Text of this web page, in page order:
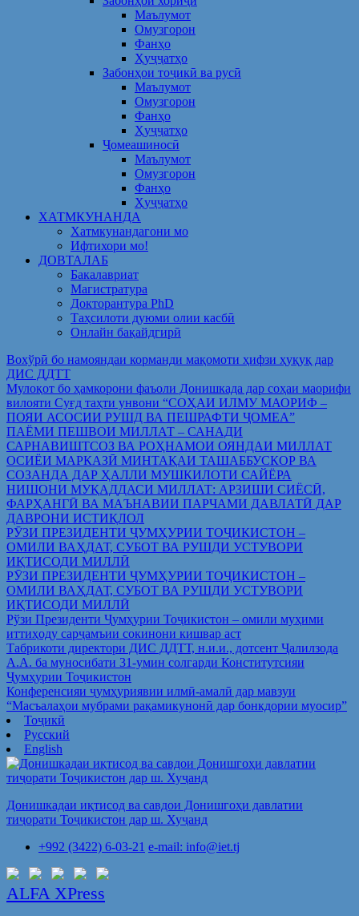
Маълумот
Омузгорон
Фанҳо
Ҳуҷҷатҳо
Забонҳои тоҷикӣ ва русӣ
Маълумот
Омузгорон
Фанҳо
Ҳуҷҷатҳо
Ҷомеашиносӣ
Маълумот
Омузгорон
Фанҳо
Ҳуҷҷатҳо
ХАТМКУНАНДА
Хатмкунандагони мо
Ифтихори мо!
ДОВТАЛАБ
Бакалавриат
Магистратура
Докторантура PhD
Таҳсилоти дуюми олии касбӣ
Онлайн бақайдгирӣ
Вохўрӣ бо намояндаи корманди мақомоти ҳифзи ҳуқуқ дар
ДИС ДДТТ
Мулоқот бо ҳамкорони фаъоли Донишкада дар соҳаи маорифи
вилояти Суғд таҳти унвони “СОҲАИ ИЛМУ МАОРИФ –
ПОЯИ АСОСИИ РУШД ВА ПЕШРАФТИ ҶОМЕА”
ПАЁМИ ПЕШВОИ МИЛЛАТ – САНАДИ
САРНАВИШТСОЗ ВА РОҲНАМОИ ОЯНДАИ МИЛЛАТ
ОСИЁИ МАРКАЗӢ МИНТАҚАИ ТАШАББУСКОР ВА
СОЗАНДА ДАР ҲАЛЛИ МУШКИЛОТИ САЙЁРА
НИШОНИ МУҚАДДАСИ МИЛЛАТ: АРЗИШИ СИЁСӢ,
ФАРҲАНГӢ ВА МАЪНАВИИ ПАРЧАМИ ДАВЛАТӢ ДАР
ДАВРОНИ ИСТИҚЛОЛ
РӮЗИ ПРЕЗИДЕНТИ ҶУМҲУРИИ ТОҶИКИСТОН –
ОМИЛИ ВАҲДАТ, СУБОТ ВА РУШДИ УСТУВОРИ
ИҚТИСОДИ МИЛЛӢ
РӮЗИ ПРЕЗИДЕНТИ ҶУМҲУРИИ ТОҶИКИСТОН –
ОМИЛИ ВАҲДАТ, СУБОТ ВА РУШДИ УСТУВОРИ
ИҚТИСОДИ МИЛЛӢ
Рўзи Президенти Ҷумҳурии Тоҷикистон – омили муҳими
иттиҳоду сарҷамъии сокинони кишвар аст
Табрикоти директори ДИС ДДТТ, н.и.и., дотсент Ҷалилзода
А.А. ба муносибати 31-умин солгарди Конститутсияи
Ҷумҳурии Тоҷикистон
Конференсияи ҷумҳуриявии илмӣ-амалӣ дар мавзуи
“Масъалаҳои мубрами рақамикунонӣ дар бонкдории муосир”
Тоҷикӣ
Русский
English
Донишкадаи иқтисод ва савдои Донишгоҳи давлатии
тиҷорати Тоҷикистон дар ш. Хуҷанд
+992 (3422) 6-03-21 e-mail: info@iet.tj
ALFA XPress